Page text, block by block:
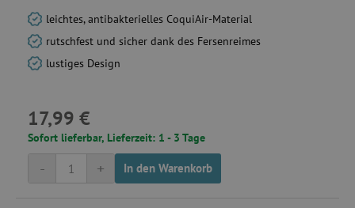
leichtes, antibakterielles CoquiAir-Material
rutschfest und sicher dank des Fersenreimes
lustiges Design
17,99 €
Sofort lieferbar, Lieferzeit: 1 - 3 Tage
+
- In den Warenkorb